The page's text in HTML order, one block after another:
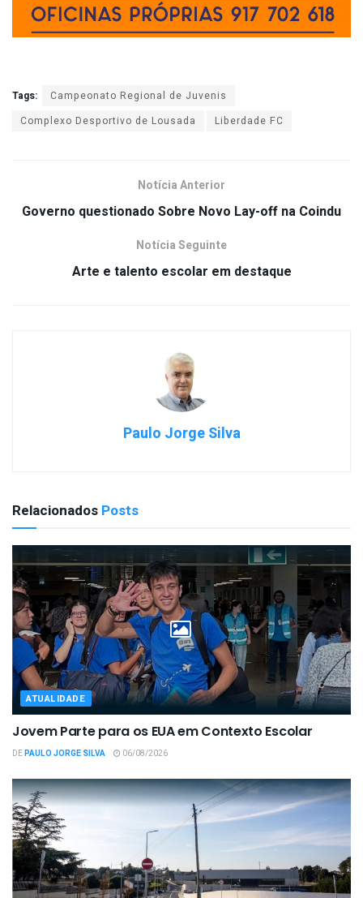
Tags:
Campeonato Regional de Juvenis
Complexo Desportivo de Lousada
Liberdade FC
Notícia Anterior
Governo questionado Sobre Novo Lay-off na Coindu
Notícia Seguinte
Arte e talento escolar em destaque
Paulo Jorge Silva
Relacionados Posts
ATUALIDADE
Jovem Parte para os EUA em Contexto Escolar
DEPAULO JORGE SILVA 06/08/2026